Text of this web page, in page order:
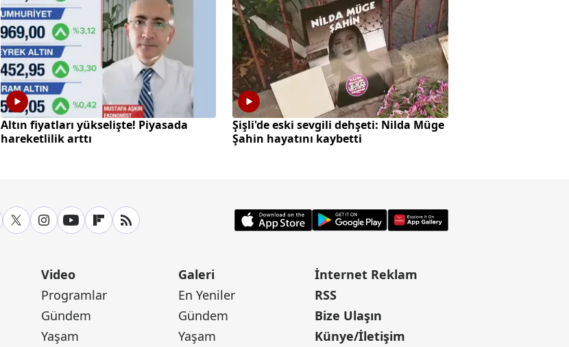
Altın fiyatları yükselişte! Piyasada
hareketlilik arttı
Şişli'de eski sevgili dehşeti: Nilda Müge
Şahin hayatını kaybetti
Video
Programlar
Gündem
Yaşam
Galeri
En Yeniler
Gündem
Yaşam
İnternet Reklam
RSS
Bize Ulaşın
Künye/İletişim